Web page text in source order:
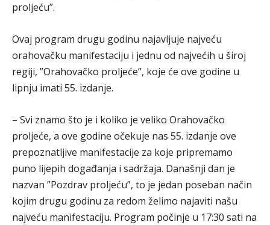
proljeću”.
Ovaj program drugu godinu najavljuje najveću
orahovačku manifestaciju i jednu od najvećih u široj
regiji, ”Orahovačko proljeće”, koje će ove godine u
lipnju imati 55. izdanje.
– Svi znamo što je i koliko je veliko Orahovačko
proljeće, a ove godine očekuje nas 55. izdanje ove
prepoznatljive manifestacije za koje pripremamo
puno lijepih događanja i sadržaja. Današnji dan je
nazvan ”Pozdrav proljeću”, to je jedan poseban način
kojim drugu godinu za redom želimo najaviti našu
najveću manifestaciju. Program počinje u 17:30 sati na